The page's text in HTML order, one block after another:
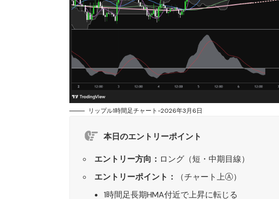
リップル1時間足チャート-2026年3月6日
本日のエントリーポイント
エントリー方向： ロング（短・中期目線）
エントリーポイント：
（チャート上Ⓐ）
1時間足長期HMA付近で上昇に転じる